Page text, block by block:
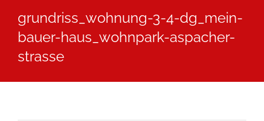
grundriss_wohnung-3-4-dg_mein-
bauer-haus_wohnpark-aspacher-
strasse